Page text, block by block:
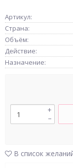
Артикул:
Страна:
Объём:
Действие:
Назначение:
–
+
В список